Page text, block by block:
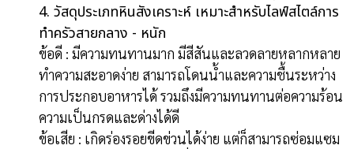
4. วัสดุประเภทหินสังเคราะห์ เหมาะสำหรับไลฟ์สไตล์การ
ทำครัวสายกลาง - หนัก
ข้อดี : มีความทนทานมาก มีสีสันและลวดลายหลากหลาย
ทำความสะอาดง่าย สามารถโดนน้ำและความชื้นระหว่าง
การประกอบอาหารได้ รวมถึงมีความทนทานต่อความร้อน
ความเป็นกรดและด่างได้ดี
ข้อเสีย : เกิดร่องรอยขีดข่วนได้ง่าย แต่ก็สามารถซ่อมแซม